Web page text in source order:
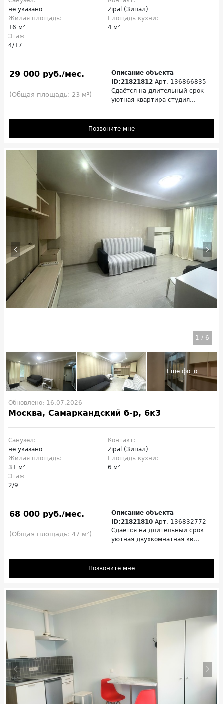
не указано
Zipal (Зипал)
Жилая площадь:
16 м²
Площадь кухни:
4 м²
Этаж
4/17
29 000 руб./мес.
(Общая площадь: 23 м²)
Описание объекта
ID:21821812 Арт. 136866835
Сдаётся на длительный срок
уютная квартира-студия...
Позвоните мне
1 / 6
Обновлено: 16.07.2026
Москва, Самаркандский б-р, 6к3
Санузел:
не указано
Контакт:
Zipal (Зипал)
Жилая площадь:
31 м²
Площадь кухни:
6 м²
Этаж
2/9
68 000 руб./мес.
(Общая площадь: 47 м²)
Описание объекта
ID:21821810 Арт. 136832772
Сдаётся на длительный срок
уютная двухкомнатная кв...
Позвоните мне